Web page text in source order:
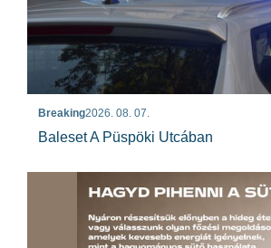
Breaking2026. 08. 07.
Baleset A Püspöki Utcában